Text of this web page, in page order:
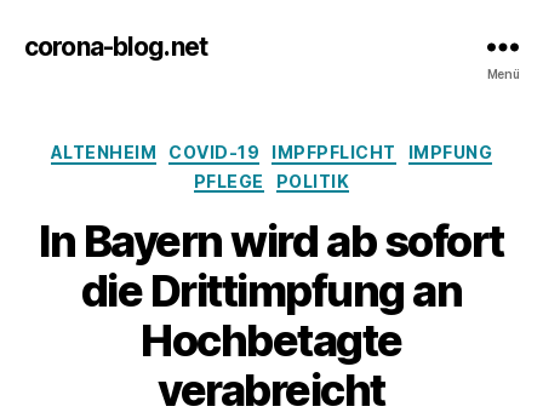
corona-blog.net
Menü
Kategorien
ALTENHEIM COVID-19 IMPFPFLICHT
IMPFUNG
PFLEGE
POLITIK
In Bayern wird ab sofort
die Drittimpfung an
Hochbetagte
verabreicht